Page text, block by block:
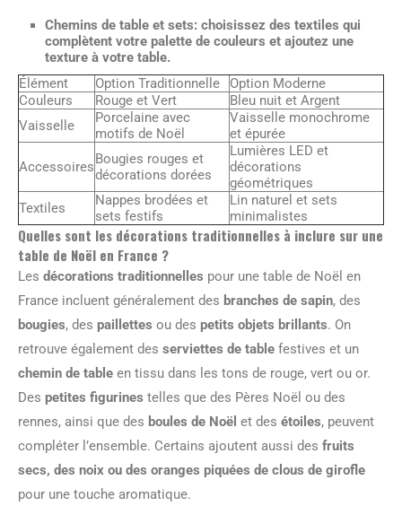
Chemins de table et sets: choisissez des textiles qui
complètent votre palette de couleurs et ajoutez une
texture à votre table.
Élément
Option Traditionnelle
Option Moderne
Couleurs
Rouge et Vert
Bleu nuit et Argent
Vaisselle
Porcelaine avec
motifs de Noël
Vaisselle monochrome
et épurée
AccessoiresBougies rouges et
décorations dorées
Lumières LED et
décorations
géométriques
Textiles
Nappes brodées et
sets festifs
Lin naturel et sets
minimalistes
Quelles sont les décorations traditionnelles à inclure sur une
table de Noël en France ?
Les décorations traditionnelles pour une table de Noël en
France incluent généralement des branches de sapin, des
bougies, des paillettes ou des petits objets brillants. On
retrouve également des serviettes de table festives et un
chemin de table en tissu dans les tons de rouge, vert ou or.
Des petites figurines telles que des Pères Noël ou des
rennes, ainsi que des boules de Noël et des étoiles, peuvent
compléter l’ensemble. Certains ajoutent aussi des fruits
secs, des noix ou des oranges piquées de clous de girofle
pour une touche aromatique.